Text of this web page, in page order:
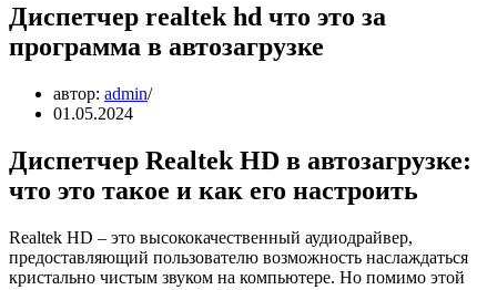
Диспетчер realtek hd что это за
программа в автозагрузке
автор: admin
01.05.2024
Диспетчер Realtek HD в автозагрузке:
что это такое и как его настроить
Realtek HD – это высококачественный аудиодрайвер,
предоставляющий пользователю возможность наслаждаться
кристально чистым звуком на компьютере. Но помимо этой